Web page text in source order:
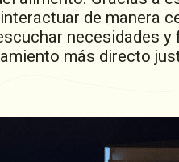
de manera
necesidades
más directo